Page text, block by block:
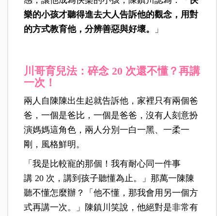
樂的小孩才聽得進去大人告訴他的觀念，用對
的方式教育他，分辨善惡與好壞。
」
川哥育兒法：碎念 20 次還不懂？再講
一次！
兩人自陳陳出生起就告訴他，家裡只有兩個爸
爸，一個是爸比，一個是爸爸，沒有人刻意扮
演媽媽這角色，兩人分別一白一黑、一柔一
剛，風格鮮明。
「我是比較寵的那個！我有耐心同一件事
講 20 次，講到孩子聽懂為止。」那萬一陳陳
聽不懂怎麼辦？「他不懂，那我會用另一個方
式再講一次。」陳鎮川笑說，他絕對是非常有